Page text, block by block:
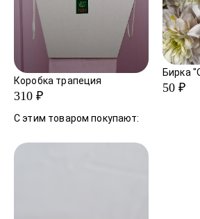
Коробка трапеция
310 ₽
Бирка
50 ₽
С этим товаром покупают: